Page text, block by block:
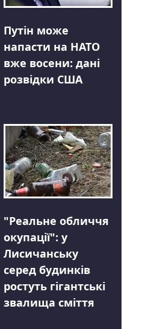
Путін може
напасти на НАТО
вже восени: дані
розвідки США
"Реальне обличчя
окупації": у
Лисичанську
серед будинків
ростуть гігантські
звалища сміття